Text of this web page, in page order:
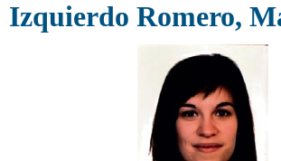
Izquierdo Romero,